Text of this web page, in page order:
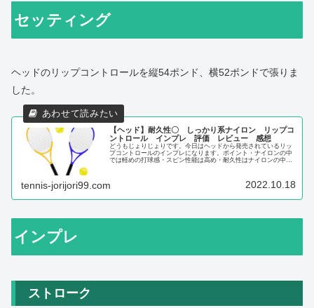
セッティング
ヘッドのリップコントロールを縦54ポンド、横52ポンドで張りま
した。
【ヘッド】耐久性〇 しっかり系ナイロン リップコ
ントロール インプレ 評価 レビュー 感想
どうもじょりじょりです。今日はヘッドから発売されているリッ
プコントロールのインプレになります。ポイント・ナイロンの中
では軽めの打球感・スピン性能は高め・耐久性はナイロンの中で
tennis-jorijori99.com 2022.10.18
インプレ
ストローク